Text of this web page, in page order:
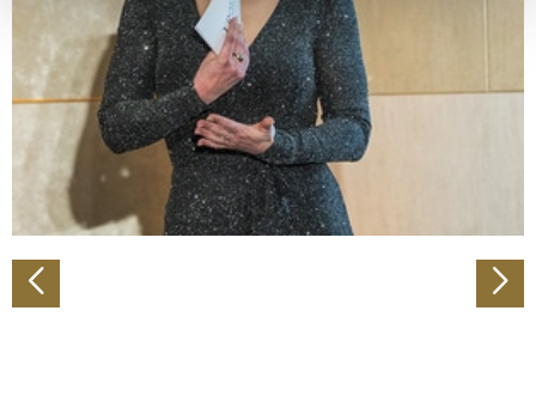
Erfahren Sie mehr darüber, wie Ihre persönlichen Daten
verarbeitet werden, und legen Sie Ihre Präferenzen im
Abschnitt Einzelheitenfest.
Wir verwenden Cookies, um Inhalte und Anzeigen zu
personalisieren, Funktionen für soziale Medien anbieten
zu können und die Zugriffe auf unsere Website zu
analysieren. Außerdem geben wir Informationen zu Ihrer
Verwendung unserer Website an unsere Partner für
soziale Medien, Werbung und Analysen weiter. Unsere
Partner führen diese Informationen möglicherweise mit